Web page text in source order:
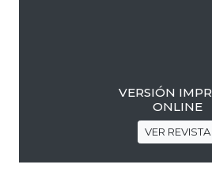
VERSIÓN
ONLINE
VER REVISTA